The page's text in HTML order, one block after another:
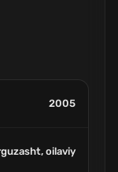
2005
oilaviy